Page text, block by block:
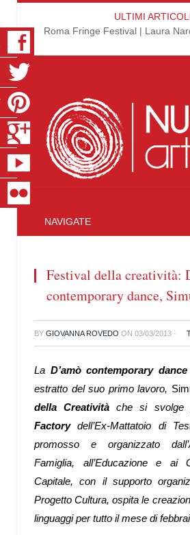
ULTIMI
Roma Fringe Festival | Laura
NAVIGATE
Festival della creatività:
contemporary dance,
BY GIOVANNA ROVEDO ON 03/03/2013 ·
La D’amò contemporary dance
estratto del suo primo lavoro,
della Creativitàche si svolge
Factorydell’Ex-Mattatoio
di
promosso e organizzato
Famiglia, all’Educazione e ai
Capitale, con il supporto
Progetto Cultura, ospita le
linguaggi per tutto il mese di